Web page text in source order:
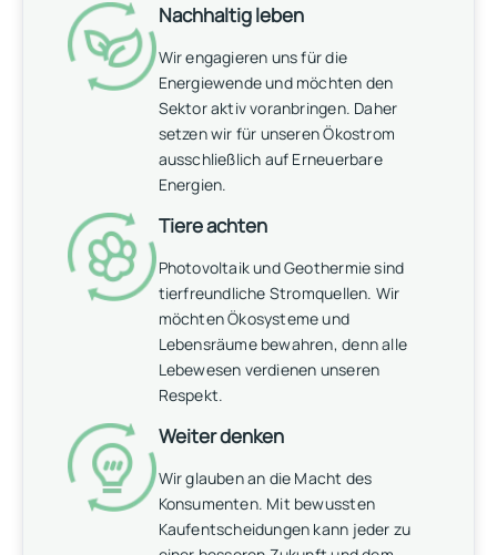
Nachhaltig leben
Wir engagieren uns für die
Energiewende und möchten den
Sektor aktiv voranbringen. Daher
setzen wir für unseren Ökostrom
ausschließlich auf Erneuerbare
Energien.
Tiere achten
Photovoltaik und Geothermie sind
tierfreundliche Stromquellen. Wir
möchten Ökosysteme und
Lebensräume bewahren, denn alle
Lebewesen verdienen unseren
Respekt.
Weiter denken
Wir glauben an die Macht des
Konsumenten. Mit bewussten
Kaufentscheidungen kann jeder zu